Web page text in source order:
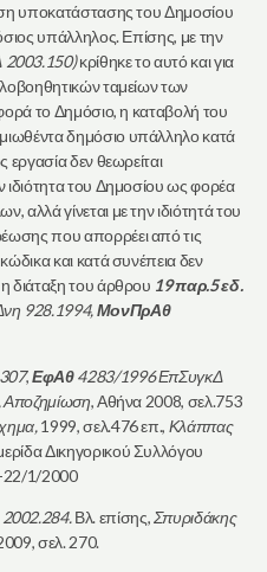
υποκατάστασης του Δημοσίου
υπάλληλος. Επίσης, με την
κρίθηκε το αυτό και για
ταμείων των
το Δημόσιο, η καταβολή του
δημόσιο υπάλληλο κατά
δεν θεωρείται
ιδιότητα του Δημοσίου ως φορέα
γίνεται με την ιδιότητά του
που απορρέει από τις
και κατά συνέπεια δεν
διάταξη του άρθρου 19 παρ.5 εδ.
928.1994,ΜονΠρΑθ
,ΕφΑθ4283/1996 ΕπΣυγκΔ
Αποζημίωση, Αθήνα 2008, σελ.753
1999, σελ.476 επ., Κλάππας
Δικηγορικού Συλλόγου
22/1/2000
Βλ. επίσης,Σπυριδάκης
σελ. 270.